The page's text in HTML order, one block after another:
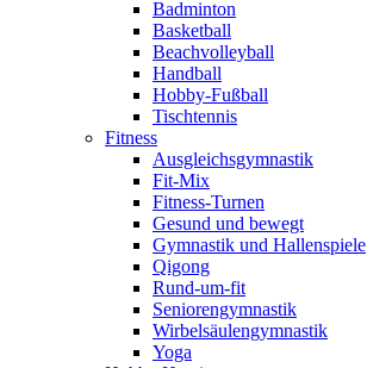
Badminton
Basketball
Beachvolleyball
Handball
Hobby-Fußball
Tischtennis
Fitness
Ausgleichsgymnastik
Fit-Mix
Fitness-Turnen
Gesund und bewegt
Gymnastik und Hallenspiele
Qigong
Rund-um-fit
Seniorengymnastik
Wirbelsäulengymnastik
Yoga